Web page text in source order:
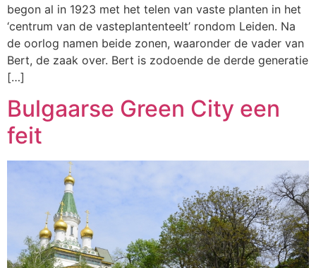
begon al in 1923 met het telen van vaste planten in het
‘centrum van de vasteplantenteelt’ rondom Leiden. Na
de oorlog namen beide zonen, waaronder de vader van
Bert, de zaak over. Bert is zodoende de derde generatie
[…]
Bulgaarse Green City een
feit